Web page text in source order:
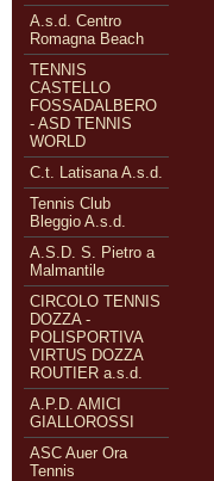
A.s.d. Centro
Romagna Beach
TENNIS
CASTELLO
FOSSADALBERO
- ASD TENNIS
WORLD
C.t. Latisana A.s.d.
Tennis Club
Bleggio A.s.d.
A.S.D. S. Pietro a
Malmantile
CIRCOLO TENNIS
DOZZA -
POLISPORTIVA
VIRTUS DOZZA
ROUTIER a.s.d.
A.P.D. AMICI
GIALLOROSSI
ASC Auer Ora
Tennis